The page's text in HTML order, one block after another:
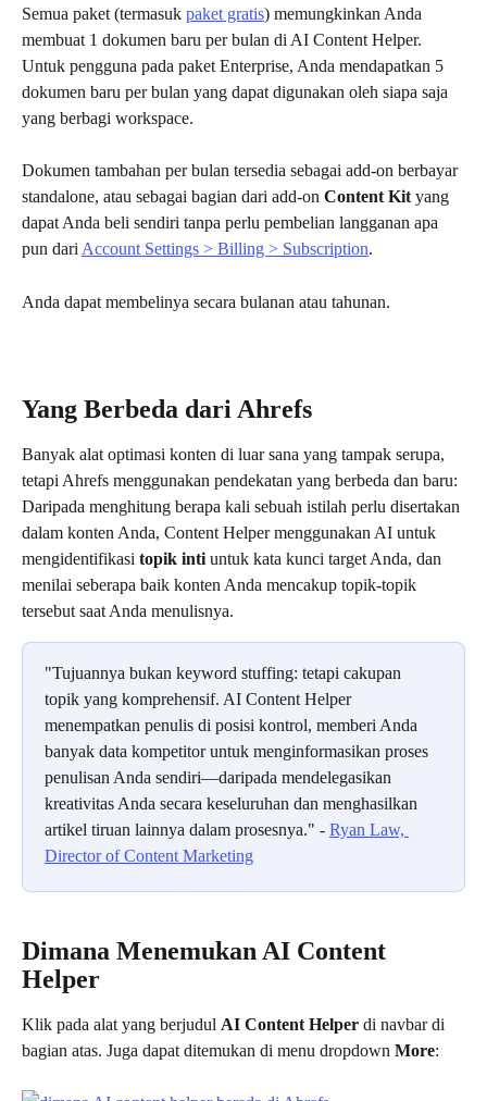
Semua paket (termasuk paket gratis) memungkinkan Anda
membuat 1 dokumen baru per bulan di AI Content Helper.
Untuk pengguna pada paket Enterprise, Anda mendapatkan 5
dokumen baru per bulan yang dapat digunakan oleh siapa saja
yang berbagi workspace.
Dokumen tambahan per bulan tersedia sebagai add-on berbayar
standalone, atau sebagai bagian dari add-on Content Kit yang
dapat Anda beli sendiri tanpa perlu pembelian langganan apa
pun dari Account Settings > Billing > Subscription.
Anda dapat membelinya secara bulanan atau tahunan.
Yang Berbeda dari Ahrefs
Banyak alat optimasi konten di luar sana yang tampak serupa,
tetapi Ahrefs menggunakan pendekatan yang berbeda dan baru:
Daripada menghitung berapa kali sebuah istilah perlu disertakan
dalam konten Anda, Content Helper menggunakan AI untuk
mengidentifikasi topik inti untuk kata kunci target Anda, dan
menilai seberapa baik konten Anda mencakup topik-topik
tersebut saat Anda menulisnya.
"Tujuannya bukan keyword stuffing: tetapi cakupan
topik yang komprehensif. AI Content Helper
menempatkan penulis di posisi kontrol, memberi Anda
banyak data kompetitor untuk menginformasikan proses
penulisan Anda sendiri—daripada mendelegasikan
kreativitas Anda secara keseluruhan dan menghasilkan
artikel tiruan lainnya dalam prosesnya." - Ryan Law,
Director of Content Marketing
Dimana Menemukan AI Content
Helper
Klik pada alat yang berjudul AI Content Helper di navbar di
bagian atas. Juga dapat ditemukan di menu dropdown More: